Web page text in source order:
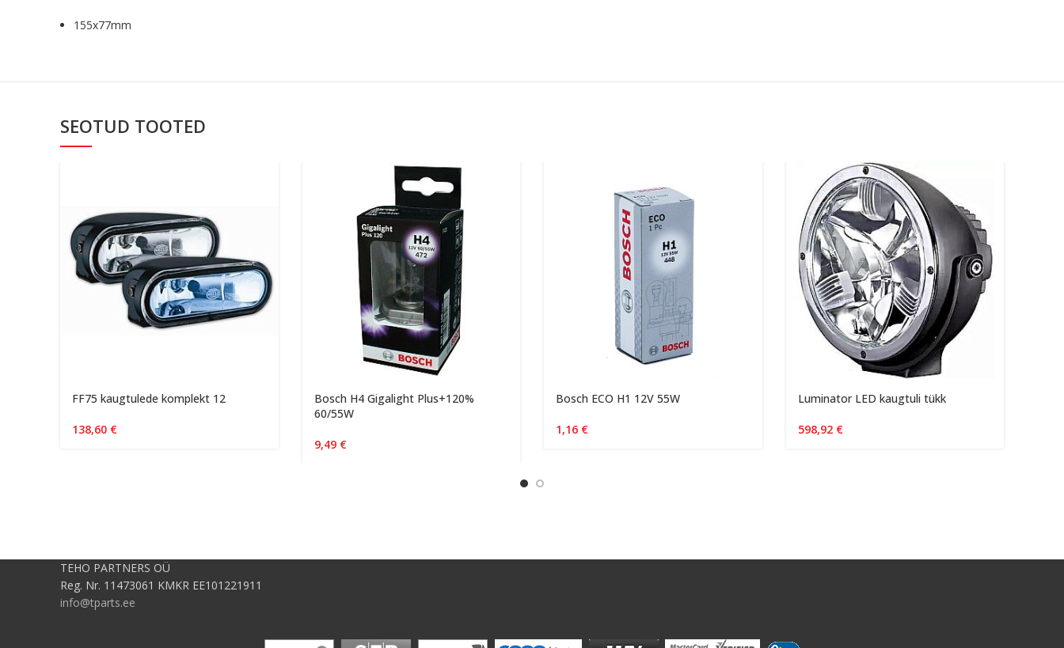
155x77mm
SEOTUD TOOTED
FF75 kaugtulede komplekt 12
138,60 €
Bosch H4 Gigalight Plus+120%
60/55W
9,49 €
Bosch ECO H1 12V 55W
1,16 €
Luminator LED kaugtuli tükk
598,92 €
TEHO PARTNERS OÜ
Reg. Nr. 11473061 KMKR EE101221911
info@tparts.ee